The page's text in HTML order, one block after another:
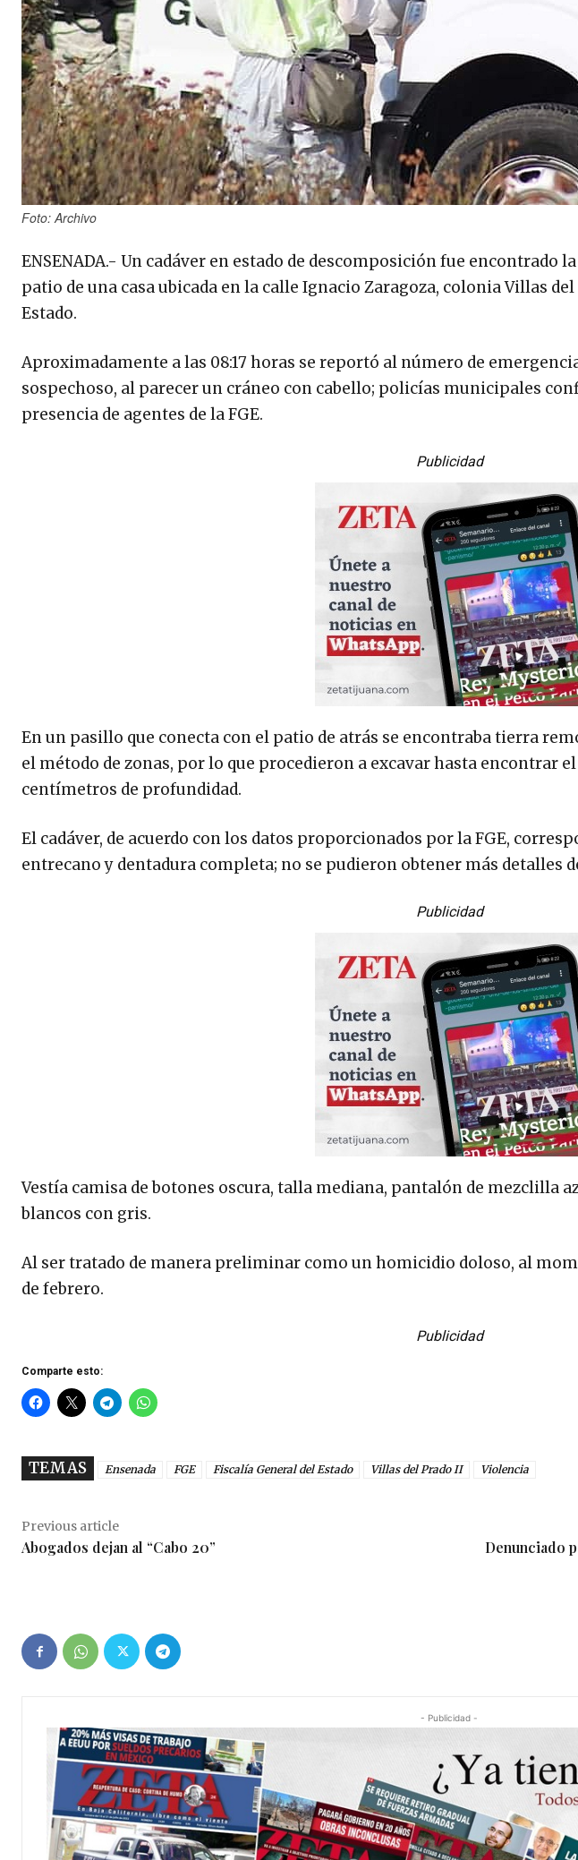
Foto: Archivo
ENSENADA.- Un cadáver en estado de descomposición fue encontrado
patio de una casa ubicada en la calle Ignacio Zaragoza, colonia Villas
Estado.
Aproximadamente a las 08:17 horas se reportó al número de
sospechoso, al parecer un cráneo con cabello; policías municipales
presencia de agentes de la FGE.
Publicidad
En un pasillo que conecta con el patio de atrás se encontraba tierra
el método de zonas, por lo que procedieron a excavar hasta encontrar
centímetros de profundidad.
El cadáver, de acuerdo con los datos proporcionados por la FGE,
entrecano y dentadura completa; no se pudieron obtener más detalles
Publicidad
Vestía camisa de botones oscura, talla mediana, pantalón de mezclilla
blancos con gris.
Al ser tratado de manera preliminar como un homicidio doloso, al
de febrero.
Publicidad
Comparte esto:
TEMAS Ensenada FGE Fiscalía General del Estado Villas del Prado II Violencia
Previous article
Abogados dejan al “Cabo 20”
Denunciado
- Publicidad -